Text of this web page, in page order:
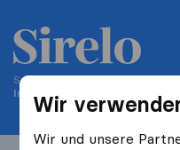
Wir
Wir und unsere
Seit 2004 helfen wir Personen
Internationalerumzug.at ist